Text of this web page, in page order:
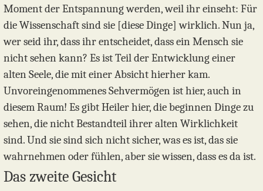
Moment der Entspannung werden, weil ihr einseht: Für
die Wissenschaft sind sie [diese Dinge] wirklich. Nun ja,
wer seid ihr, dass ihr entscheidet, dass ein Mensch sie
nicht sehen kann? Es ist Teil der Entwicklung einer
alten Seele, die mit einer Absicht hierher kam.
Unvoreingenommenes Sehvermögen ist hier, auch in
diesem Raum! Es gibt Heiler hier, die beginnen Dinge zu
sehen, die nicht Bestandteil ihrer alten Wirklichkeit
sind. Und sie sind sich nicht sicher, was es ist, das sie
wahrnehmen oder fühlen, aber sie wissen, dass es da ist.
Das zweite Gesicht